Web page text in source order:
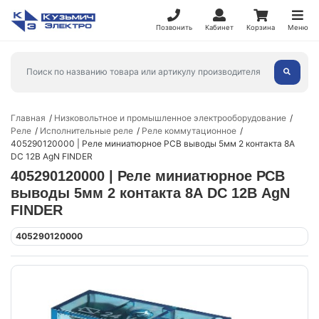
Позвонить Кабинет Корзина Меню
Главная
Низковольтное и промышленное электрооборудование
Реле
Исполнительные реле
Реле коммутационное
405290120000 | Реле миниатюрное РСВ выводы 5мм 2 контакта 8А
DC 12В AgN FINDER
405290120000 | Реле миниатюрное РСВ
выводы 5мм 2 контакта 8А DC 12В AgN
FINDER
405290120000